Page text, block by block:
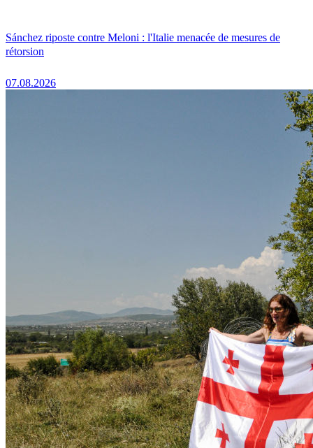
Sánchez riposte contre Meloni : l'Italie menacée de mesures de
rétorsion
07.08.2026